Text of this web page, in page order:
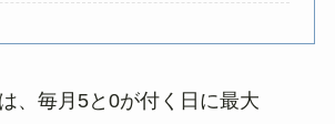
、毎月5と0が付く日に最大